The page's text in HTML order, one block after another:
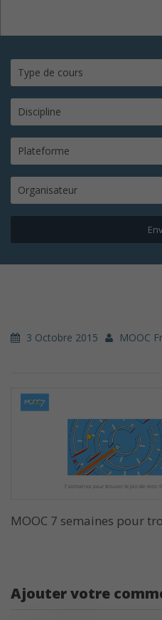
Type de cours
Discipline
Plateforme
Organisateur
3 Octobre 2015
MOOC
MOOC 7 semaines pour
Ajouter votre